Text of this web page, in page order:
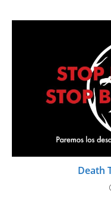
Death